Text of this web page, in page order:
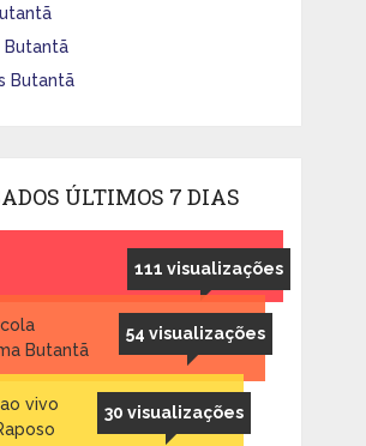
Butantã
Butantã
ÚLTIMOS 7 DIAS
111 visualizações
54 visualizações
Butantã
30 visualizações
vivo